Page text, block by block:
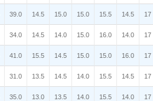
39.0 14.5 15.0 15.0 15.5 14.5 17
34.0 14.5 14.0 15.0 16.0 14.0 17
41.0 15.5 14.5 15.0 15.0 16.0 17
31.0 13.5 14.5 14.0 15.5 14.5 17
35.0 13.0 13.5 14.0 15.5 14.0 17